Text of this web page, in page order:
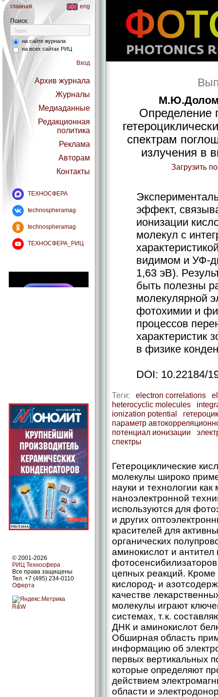
главная eng
Поиск:
на сайте журнала
на всех сайтах РИЦ
Вход
Архив журнала
Журналы
Медиаданные
Редакционная
политика
Реклама
Авторам
Контакты
ТЕХНОСФЕРА
technospheramag
technospheramag
ТЕХНОСФЕРА_РИЦ
© 2001-2026
РИЦ Техносфера
Все права защищены
Тел. +7 (495) 234-0110
Оферта
R&W
Определение
спектрам
излучения в
Загрузить
эффект,
ионизации
молекул с
видимом и УФ-
1,63 эВ).
быть полезны
молекулярной
фотохимии и
процессов
характеристик
в физике
DOI: 10.22184/
Теги: electron correlations
heterocyclic molecules
ionization potential
параметр
потенциал ионизации
спектры
Гетероциклические
молекулы широко
науки и технологии
наноэлектронной
используются для
и других
красителей для
органических
аминокислот и
цепных реакций. Кроме
кислород- и
качестве
молекулы играют
системах, т. к.
ДНК и аминокислот
Обширная область
информацию об
первых вертикальных
которые определяют
действием
области и